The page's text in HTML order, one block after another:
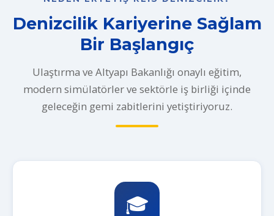
Denizcilik Kariyerine Sağlam
Bir Başlangıç
Ulaştırma ve Altyapı Bakanlığı onaylı eğitim,
modern simülatörler ve sektörle iş birliği içinde
geleceğin gemi zabitlerini yetiştiriyoruz.
🎓